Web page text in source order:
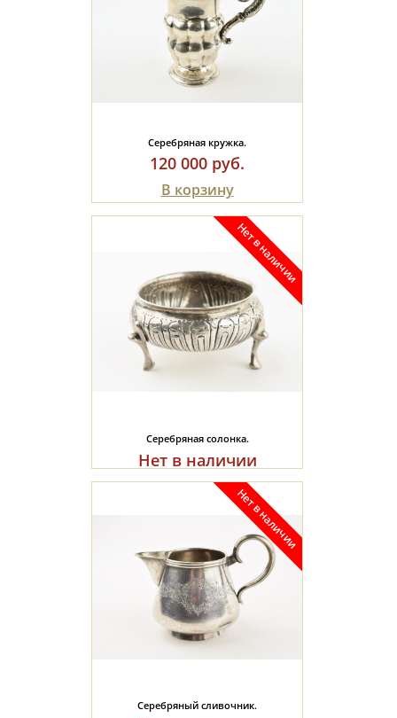
Серебряная кружка.
120 000 руб.
В корзину
Серебряная солонка.
Нет в наличии
Серебряный сливочник.